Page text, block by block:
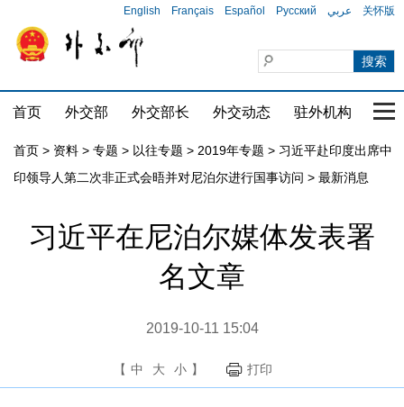
English Français Español Русский عربي 关怀版
首页 外交部 外交部长 外交动态 驻外机构 国
首页 > 资料 > 专题 > 以往专题 > 2019年专题 > 习近平赴印度出席中
印领导人第二次非正式会晤并对尼泊尔进行国事访问 > 最新消息
习近平在尼泊尔媒体发表署
名文章
2019-10-11 15:04
【 中 大 小 】 打印